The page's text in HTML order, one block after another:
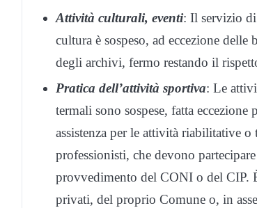
Attività culturali, eventi: Il servizio
cultura è sospeso, ad eccezione
degli archivi, fermo restando il
Pratica dell’attività sportiva: Le
termali sono sospese, fatta
assistenza per le attività riabilitative
professionisti, che devono
provvedimento del CONI o del CIP.
privati, del proprio Comune o, in